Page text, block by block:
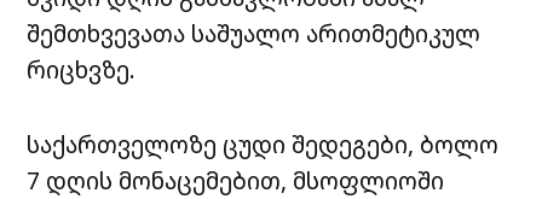
შემთხვევათა საშუალო არითმეტიკულ
რიცხვზე.
საქართველოზე ცუდი შედეგები, ბოლო
7 დღის მონაცემებით, მსოფლიოში